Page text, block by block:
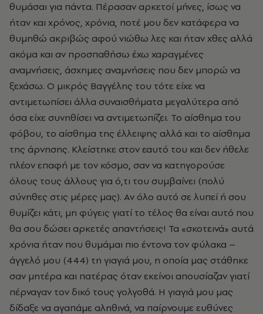
θυμάσαι για πάντα. Πέρασαν αρκετοί μήνες, ίσως να
ήταν και χρόνος, χρόνια, ποτέ μου δεν κατάφερα να
θυμηθώ ακριβώς αφού νιώθω λες και ήταν χθες αλλά
ακόμα και αν προσπαθήσω έχω χαραγμένες
αναμνήσεις, άσχημες αναμνήσεις που δεν μπορώ να
ξεχάσω. Ο μικρός Βαγγέλης του τότε είχε να
αντιμετωπίσει άλλα συναισθήματα μεγαλύτερα από
όσα είχε συνηθίσει να αντιμετωπίζει. Το αίσθημα του
φόβου, το αίσθημα της έλλειψης αλλά και το αίσθημα
της άρνησης. Κλείστηκε στον εαυτό του και δεν ήθελε
πλέον επαφή με τον κόσμο, σαν να κατηγορούσε
όλους τους άλλους για ό,τι του συμβαίνει (πολύ
σύνηθες στις μέρες μας). Αν όλο αυτό σε λυπεί ή σου
θυμίζει κάτι, μη φύγεις γιατί το τέλος θα είναι αυτό που
θα σου δώσει αρκετές απαντήσεις! Τα «σκοτεινά» αυτά
χρόνια ήταν που θυμάμαι πιο έντονα τον φύλακα –
άγγελό μου (444) τη γιαγιά μου, η οποία μας στάθηκε
σαν μητέρα και πατέρας όταν εκείνοι απουσίαζαν γιατί
πέρναγαν τον δικό τους γολγοθά. Η γιαγιά μου μας
δίδαξε να αγαπάμε αληθινά, να παίρνουμε ευθύνες